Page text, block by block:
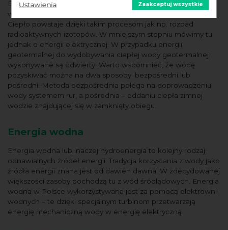
Energia zasobów geotermalnych to energia cieplna z
wnętrza Ziemi, która gromadzi się w wodach, skałach i parze.
Ciepło powstaje dzięki takim procesom jak np. rozpad
radioaktywnych izotopów. W mniejszym stopniu mówimy tu
jednak o energii elektrycznej. W przypadku energii
geotermalnej do wydobywania ciepłej wody geotermalnej
wykonywane są odwierty. Warto wspomnieć, że wodę
pozyskiwać można na dwa sposoby: bezpośredni lub
pośredni. Metoda bezpośrednia polega na doprowadzeniu
wody systemem rur, a pośrednia – oddaniu ciepła zimnej
wodzie znajdującej się w zamknięty obiegu.
Energia wodna
Energia wodna lub inaczej hydroenergia to kolejny rodzaj
odnawialnych źródeł energii. Tradycja korzystania z wody jako
źródła energii znana jest od dawien dawna. W zdecydowanej
większości zasoby pochodzą tu z wód śródlądowych. Energia
wodna w Polsce wykorzystywana jest za pomocą elektrowni
wodnych – te dzięki specjalnym turbinom przetwarzają
energię mechaniczną wody w energię elektryczną.
Ustawienia Zaakceptuj wszystkie